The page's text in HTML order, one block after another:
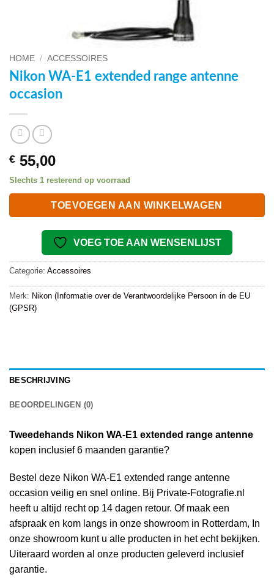
HOME / ACCESSOIRES
Nikon WA-E1 extended range antenne
occasion
€ 55,00
Slechts 1 resterend op voorraad
TOEVOEGEN AAN WINKELWAGEN
VOEG TOE AAN WENSENLIJST
Categorie: Accessoires
Merk: Nikon (Informatie over de Verantwoordelijke Persoon in de EU
(GPSR)
BESCHRIJVING
BEOORDELINGEN (0)
Tweedehands Nikon WA-E1 extended range antenne
kopen inclusief 6 maanden garantie?
Bestel deze Nikon WA-E1 extended range antenne
occasion veilig en snel online. Bij Private-Fotografie.nl
heeft u altijd recht op 14 dagen retour. Of maak een
afspraak en kom langs in onze showroom in Rotterdam, In
onze showroom kunt u alle producten in het echt bekijken.
Uiteraard worden al onze producten geleverd inclusief
garantie.